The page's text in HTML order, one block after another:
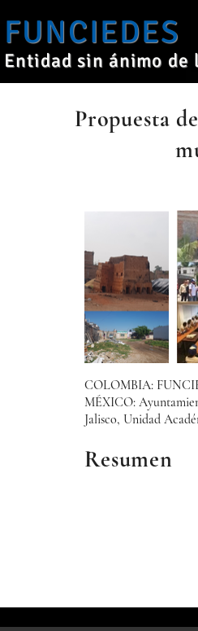
FUNCIEDES
Entidad sin ánimo de
Propuesta
COLOMBIA:
MÉXICO:
Jalisco, Unidad
Resumen